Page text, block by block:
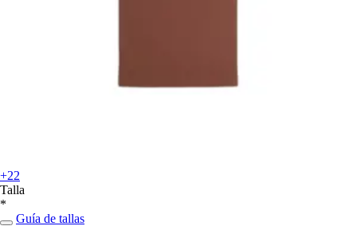
+22
Talla
*
Guía de tallas